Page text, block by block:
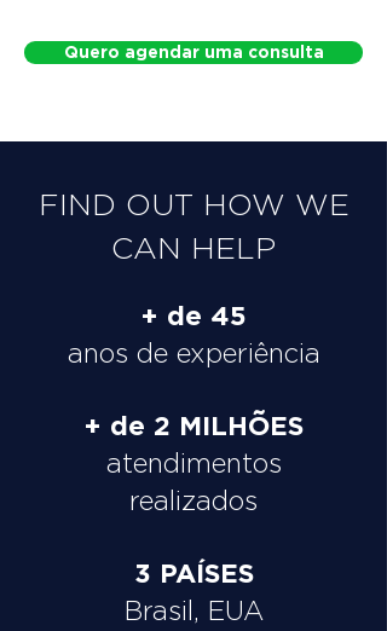
Quero agendar uma consulta
FIND OUT HOW WE
CAN HELP
+ de 45
anos de experiência
+ de 2 MILHÕES
atendimentos
realizados
3 PAÍSES
Brasil, EUA